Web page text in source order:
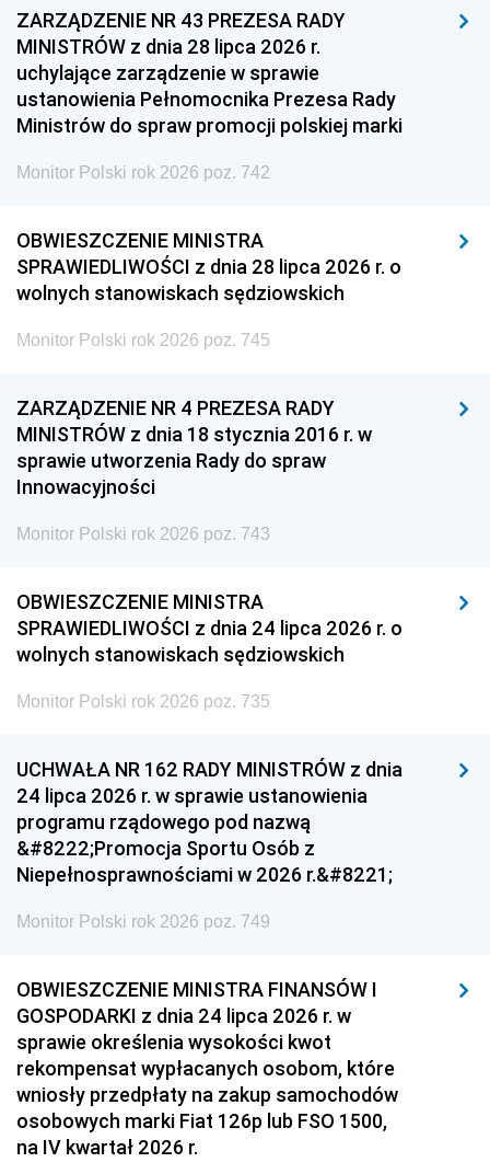
ZARZĄDZENIE NR 43 PREZESA RADY
MINISTRÓW z dnia 28 lipca 2026 r.
uchylające zarządzenie w sprawie
ustanowienia Pełnomocnika Prezesa Rady
Ministrów do spraw promocji polskiej marki
Monitor Polski rok 2026 poz. 742
OBWIESZCZENIE MINISTRA
SPRAWIEDLIWOŚCI z dnia 28 lipca 2026 r. o
wolnych stanowiskach sędziowskich
Monitor Polski rok 2026 poz. 745
ZARZĄDZENIE NR 4 PREZESA RADY
MINISTRÓW z dnia 18 stycznia 2016 r. w
sprawie utworzenia Rady do spraw
Innowacyjności
Monitor Polski rok 2026 poz. 743
OBWIESZCZENIE MINISTRA
SPRAWIEDLIWOŚCI z dnia 24 lipca 2026 r. o
wolnych stanowiskach sędziowskich
Monitor Polski rok 2026 poz. 735
UCHWAŁA NR 162 RADY MINISTRÓW z dnia
24 lipca 2026 r. w sprawie ustanowienia
programu rządowego pod nazwą
&#8222;Promocja Sportu Osób z
Niepełnosprawnościami w 2026 r.&#8221;
Monitor Polski rok 2026 poz. 749
OBWIESZCZENIE MINISTRA FINANSÓW I
GOSPODARKI z dnia 24 lipca 2026 r. w
sprawie określenia wysokości kwot
rekompensat wypłacanych osobom, które
wniosły przedpłaty na zakup samochodów
osobowych marki Fiat 126p lub FSO 1500,
na IV kwartał 2026 r.